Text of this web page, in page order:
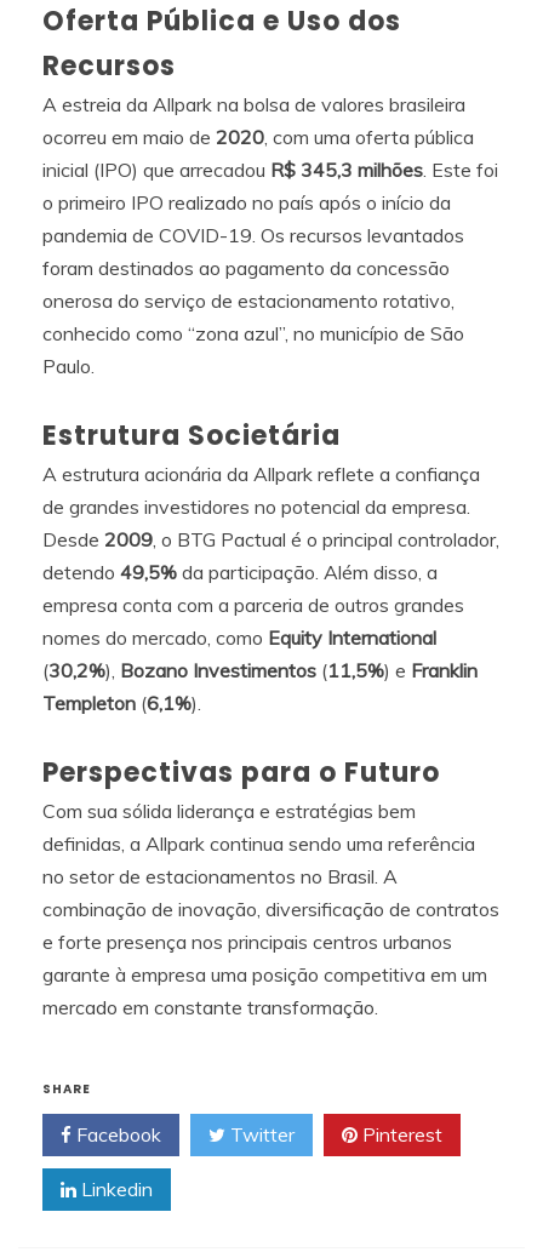
Oferta Pública e Uso dos
Recursos
A estreia da Allpark na bolsa de valores brasileira
ocorreu em maio de 2020 , com uma oferta pública
inicial (IPO) que arrecadou R$ 345,3 milhões . Este foi
o primeiro IPO realizado no país após o início da
pandemia de COVID-19. Os recursos levantados
foram destinados ao pagamento da concessão
onerosa do serviço de estacionamento rotativo,
conhecido como “zona azul”, no município de São
Paulo.
Estrutura Societária
A estrutura acionária da Allpark reflete a confiança
de grandes investidores no potencial da empresa.
Desde 2009 , o BTG Pactual é o principal controlador,
detendo 49,5% da participação. Além disso, a
empresa conta com a parceria de outros grandes
nomes do mercado, como Equity International
(30,2%), Bozano Investimentos (11,5%) e Franklin
Templeton (6,1%).
Perspectivas para o Futuro
Com sua sólida liderança e estratégias bem
definidas, a Allpark continua sendo uma referência
no setor de estacionamentos no Brasil. A
combinação de inovação, diversificação de contratos
e forte presença nos principais centros urbanos
garante à empresa uma posição competitiva em um
mercado em constante transformação.
SHARE
Facebook Twitter Pinterest
Linkedin